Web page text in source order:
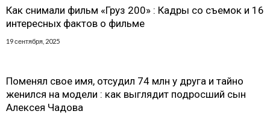
Как снимали фильм «Груз 200» : Кадры со съемок и 16
интересных фактов о фильме
19 сентября, 2025
Поменял свое имя, отсудил 74 млн у друга и тайно
женился на модели : как выглядит подросший сын
Алексея Чадова